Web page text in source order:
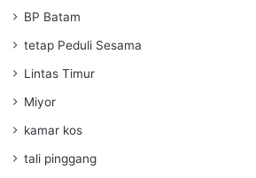
BP Batam
tetap Peduli Sesama
Lintas Timur
Miyor
kamar kos
tali pinggang